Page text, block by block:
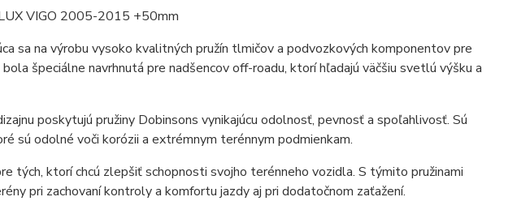
VIGO 2005-2015 +50mm
sa na výrobu vysoko kvalitných pružín tlmičov a podvozkových komponentov pre
špeciálne navrhnutá pre nadšencov off-roadu, ktorí hľadajú väčšiu svetlú výšku a
poskytujú pružiny Dobinsons vynikajúcu odolnosť, pevnosť a spoľahlivosť. Sú
sú odolné voči korózii a extrémnym terénnym podmienkam.
tých, ktorí chcú zlepšiť schopnosti svojho terénneho vozidla. S týmito pružinami
pri zachovaní kontroly a komfortu jazdy aj pri dodatočnom zaťažení.